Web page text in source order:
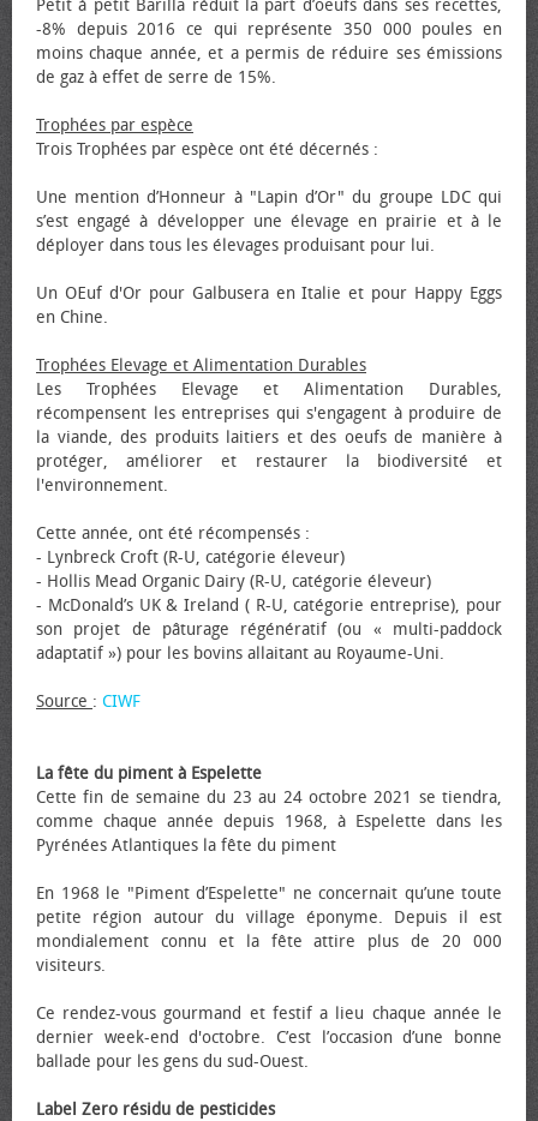
Petit à petit Barilla réduit la part d’œufs dans ses recettes,
-8% depuis 2016 ce qui représente 350 000 poules en
moins chaque année, et a permis de réduire ses émissions
de gaz à effet de serre de 15%.
Trophées par espèce
Trois Trophées par espèce ont été décernés :
Une mention d’Honneur à "Lapin d’Or" du groupe LDC qui
s’est engagé à développer une élevage en prairie et à le
déployer dans tous les élevages produisant pour lui.
Un Œuf d'Or pour Galbusera en Italie et pour Happy Eggs
en Chine.
Trophées Elevage et Alimentation Durables
Les Trophées Elevage et Alimentation Durables,
récompensent les entreprises qui s'engagent à produire de
la viande, des produits laitiers et des œufs de manière à
protéger, améliorer et restaurer la biodiversité et
l'environnement.
Cette année, ont été récompensés :
- Lynbreck Croft (R-U, catégorie éleveur)
- Hollis Mead Organic Dairy (R-U, catégorie éleveur)
- McDonald’s UK & Ireland ( R-U, catégorie entreprise), pour
son projet de pâturage régénératif (ou « multi-paddock
adaptatif ») pour les bovins allaitant au Royaume-Uni.
Source : CIWF
La fête du piment à Espelette
Cette fin de semaine du 23 au 24 octobre 2021 se tiendra,
comme chaque année depuis 1968, à Espelette dans les
Pyrénées Atlantiques la fête du piment
En 1968 le "Piment d’Espelette" ne concernait qu’une toute
petite région autour du village éponyme. Depuis il est
mondialement connu et la fête attire plus de 20 000
visiteurs.
Ce rendez-vous gourmand et festif a lieu chaque année le
dernier week-end d'octobre. C’est l’occasion d’une bonne
ballade pour les gens du sud-Ouest.
Label Zero résidu de pesticides